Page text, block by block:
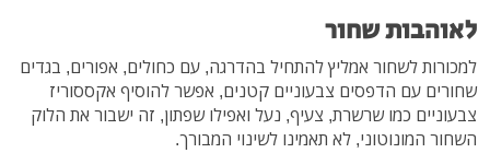
לאוהבות שחור
למכורות לשחור אמליץ להתחיל בהדרגה, עם כחולים, אפורים, בגדים
שחורים עם הדפסים צבעוניים קטנים, אפשר להוסיף אקססוריז
צבעוניים כמו שרשרת, צעיף, נעל ואפילו שפתון, זה ישבור את הלוק
השחור המונוטוני, לא תאמינו לשינוי המבורך.